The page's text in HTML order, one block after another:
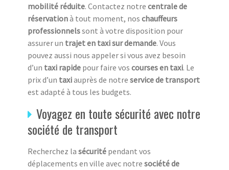
mobilité réduite. Contactez notre centrale de
réservationà tout moment, nos chauffeurs
professionnelssont à votre disposition pour
assurer un trajet en taxisur demande. Vous
pouvez aussi nous appeler si vous avez besoin
d’un taxi rapide pour faire vos courses en taxi. Le
prix d’un taxiauprès de notre service de transport
est adapté à tous les budgets.
Voyagez en toute sécurité avec notre
société de transport
Recherchez la sécurité pendant vos
déplacements en ville avec notre société de